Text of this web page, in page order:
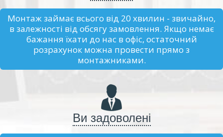
Монтаж займає всього від 20 хвилин - звичайно,
в залежності від обсягу замовлення. Якщо немає
бажання їхати до нас в офіс, остаточний
розрахунок можна провести прямо з
монтажниками.
Ви задоволені